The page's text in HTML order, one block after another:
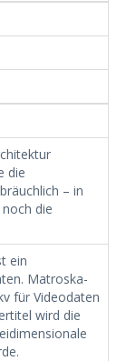
die
– in
die
ein
Matroska-
für Videodaten
wird die